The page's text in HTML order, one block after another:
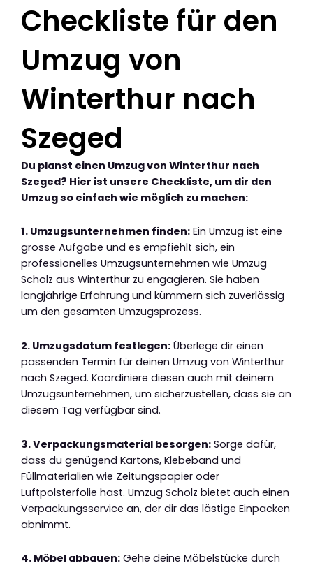
Checkliste für den
Umzug von
Winterthur nach
Szeged
Du planst einen Umzug von Winterthur nach
Szeged? Hier ist unsere Checkliste, um dir den
Umzug so einfach wie möglich zu machen:
1. Umzugsunternehmen finden: Ein Umzug ist eine
grosse Aufgabe und es empfiehlt sich, ein
professionelles Umzugsunternehmen wie Umzug
Scholz aus Winterthur zu engagieren. Sie haben
langjährige Erfahrung und kümmern sich zuverlässig
um den gesamten Umzugsprozess.
2. Umzugsdatum festlegen: Überlege dir einen
passenden Termin für deinen Umzug von Winterthur
nach Szeged. Koordiniere diesen auch mit deinem
Umzugsunternehmen, um sicherzustellen, dass sie an
diesem Tag verfügbar sind.
3. Verpackungsmaterial besorgen: Sorge dafür,
dass du genügend Kartons, Klebeband und
Füllmaterialien wie Zeitungspapier oder
Luftpolsterfolie hast. Umzug Scholz bietet auch einen
Verpackungsservice an, der dir das lästige Einpacken
abnimmt.
4. Möbel abbauen: Gehe deine Möbelstücke durch